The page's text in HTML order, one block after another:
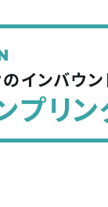
記
を
シ
ェ